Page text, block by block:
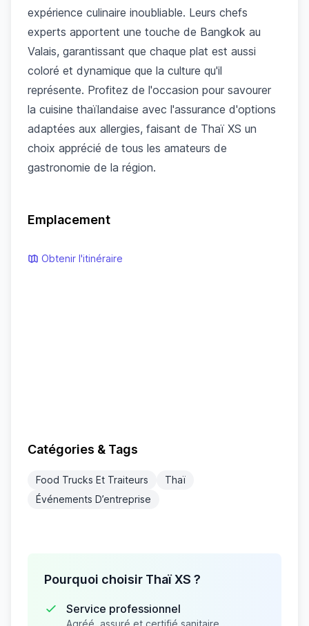
expérience culinaire inoubliable. Leurs chefs
experts apportent une touche de Bangkok au
Valais, garantissant que chaque plat est aussi
coloré et dynamique que la culture qu'il
représente. Profitez de l'occasion pour savourer
la cuisine thaïlandaise avec l'assurance d'options
adaptées aux allergies, faisant de Thaï XS un
choix apprécié de tous les amateurs de
gastronomie de la région.
Emplacement
Obtenir l'itinéraire
Catégories & Tags
Food Trucks Et Traiteurs
Thaï
Événements D’entreprise
Pourquoi choisir Thaï XS ?
Service professionnel
Agréé, assuré et certifié sanitaire